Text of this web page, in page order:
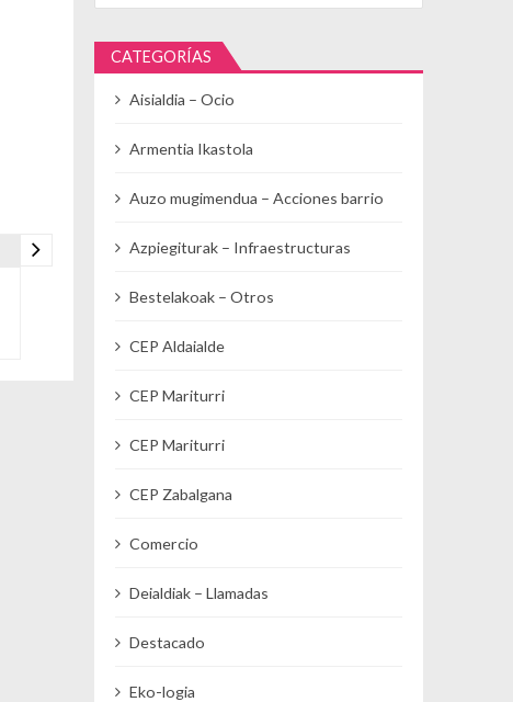
CATEGORÍAS
Aisialdia – Ocio
Armentia Ikastola
Auzo mugimendua – Acciones barrio
Azpiegiturak – Infraestructuras
Bestelakoak – Otros
CEP Aldaialde
CEP Mariturri
CEP Mariturri
CEP Zabalgana
Comercio
Deialdiak – Llamadas
Destacado
Eko-logia